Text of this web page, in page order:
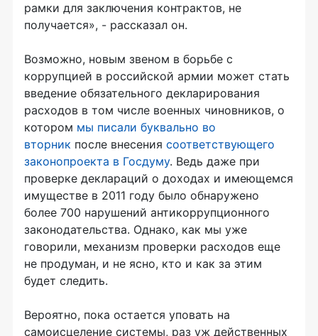
рамки для заключения контрактов, не
получается», - рассказал он.
Возможно, новым звеном в борьбе с
коррупцией в российской армии может стать
введение обязательного декларирования
расходов в том числе военных чиновников, о
котором мы писали буквально во
вторник после внесения соответствующего
законопроекта в Госдуму. Ведь даже при
проверке деклараций о доходах и имеющемся
имуществе в 2011 году было обнаружено
более 700 нарушений антикоррупционного
законодательства. Однако, как мы уже
говорили, механизм проверки расходов еще
не продуман, и не ясно, кто и как за этим
будет следить.
Вероятно, пока остается уповать на
самоисцеление системы, раз уж действенных